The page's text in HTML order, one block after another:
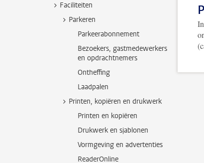
Faciliteiten
Parkeren
Parkeerabonnement
Bezoekers, gastmedewerkers
en opdrachtnemers
Ontheffing
Laadpalen
Printen, kopiëren en drukwerk
Printen en kopiëren
Drukwerk en sjablonen
Vormgeving en advertenties
ReaderOnline